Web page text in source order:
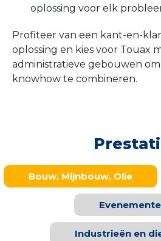
oplossing voor elk
Profiteer van een kant-en-
oplossing en kies voor Touax
administratieve gebouwen
knowhow te combineren.
Bouw, Mijnbouw, Olie
Industrieën en